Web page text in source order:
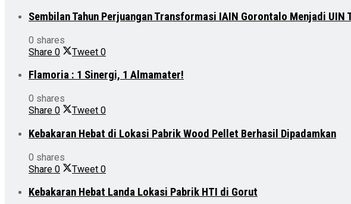
Sembilan Tahun Perjuangan Transformasi IAIN Gorontalo Menjadi UIN
0 shares
Share 0 Tweet 0
Flamoria : 1 Sinergi, 1 Almamater!
0 shares
Share 0 Tweet 0
Kebakaran Hebat di Lokasi Pabrik Wood Pellet Berhasil Dipadamkan
0 shares
Share 0 Tweet 0
Kebakaran Hebat Landa Lokasi Pabrik HTI di Gorut